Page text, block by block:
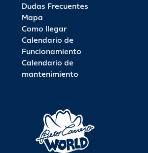
Dudas Frecuentes
Mapa
Como llegar
Calendario de
Funcionamiento
Calendario de
mantenimiento